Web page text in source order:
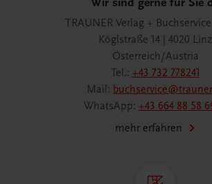
TRAUNER Verlag +
Köglstraße 14 | 4020 Linz
Österreich/Austria
Tel.: +43 732 778241
Mail:
WhatsApp: +43 664 88 58
mehr erfahren